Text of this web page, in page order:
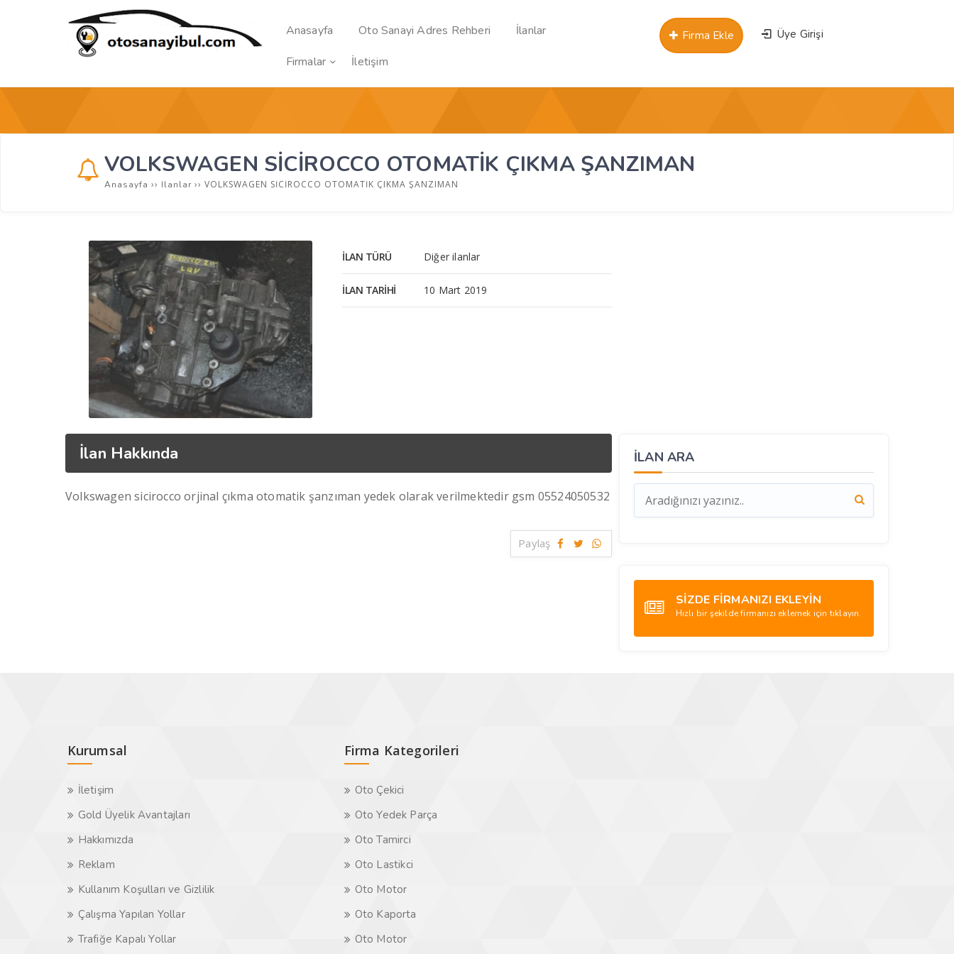
Anasayfa Oto Sanayi Adres Rehberi
İlanlar
Firmalar
İletişim
Üye Girişi
Firma Ekle
VOLKSWAGEN SİCİROCCO OTOMATİK ÇIKMA ŞANZIMAN
Anasayfa ›› İlanlar ›› VOLKSWAGEN SİCİROCCO OTOMATİK ÇIKMA ŞANZIMAN
İLAN TÜRÜ Diğer ilanlar
İLAN TARIHI 10 Mart 2019
İlan Hakkında
Volkswagen sicirocco orjinal çıkma otomatik şanzıman yedek olarak verilmektedir gsm 05524050532
Paylaş
İLAN ARA
SİZDE FİRMANIZI EKLEYİN
Hızlı bir şekilde firmanızı eklemek için tıklayın.
Kurumsal
İletişim
Gold Üyelik Avantajları
Hakkımızda
Reklam
Kullanım Koşulları ve Gizlilik
Çalışma Yapılan Yollar
Trafiğe Kapalı Yollar
Firma Kategorileri
Oto Çekici
Oto Yedek Parça
Oto Tamirci
Oto Lastikci
Oto Motor
Oto Kaporta
Oto Motor